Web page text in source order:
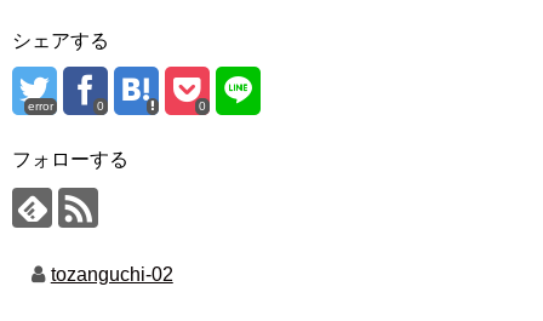
シェアする
error 0 0
フォローする
tozanguchi-02